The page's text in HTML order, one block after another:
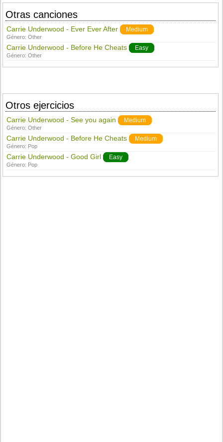
Otras canciones
Carrie Underwood - Ever Ever After Medium
Género:Other
Carrie Underwood - Before He Cheats Easy
Género:Other
Otros ejercicios
Carrie Underwood - See you again Medium
Género:Other
Carrie Underwood - Before He Cheats Medium
Género: Pop
Carrie Underwood - Good Girl Easy
Género: Pop